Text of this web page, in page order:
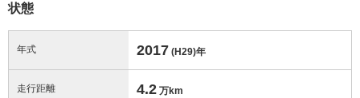
状態
年式 2017 (H29)年
走行距離 4.2 万km